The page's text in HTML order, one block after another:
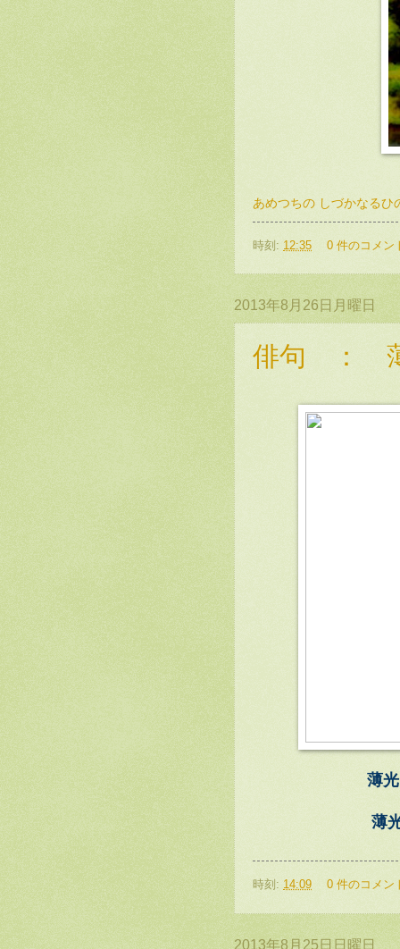
あめつちの しづかなるひ
時刻: 12:35 0 件のコメン
2013年8月26日月曜日
俳句 ：
薄
薄
時刻: 14:09 0 件のコメン
2013年8月25日日曜日